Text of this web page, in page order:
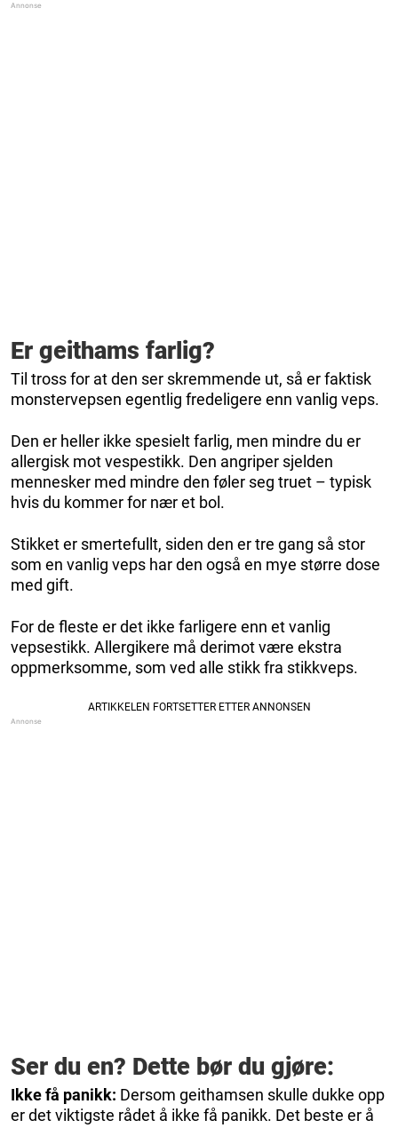
Er geithams farlig?
Til tross for at den ser skremmende ut, så er faktisk
monstervepsen egentlig fredeligere enn vanlig veps.
Den er heller ikke spesielt farlig, men mindre du er
allergisk mot vespestikk. Den angriper sjelden
mennesker med mindre den føler seg truet – typisk
hvis du kommer for nær et bol.
Stikket er smertefullt, siden den er tre gang så stor
som en vanlig veps har den også en mye større dose
med gift.
For de fleste er det ikke farligere enn et vanlig
vepsestikk. Allergikere må derimot være ekstra
oppmerksomme, som ved alle stikk fra stikkveps.
Ser du en? Dette bør du gjøre:
Ikke få panikk: Dersom geithamsen skulle dukke opp
er det viktigste rådet å ikke få panikk. Det beste er å